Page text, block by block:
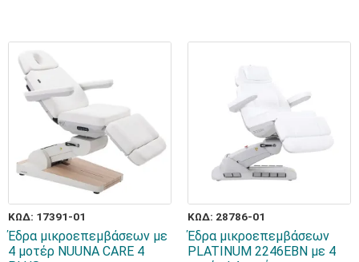
ΚΩΔ: 17391-01
Έδρα μικροεπεμβάσεων με
4 μοτέρ NUUNA CARE 4
ΚΩΔ: 28786-01
Έδρα μικροεπεμβάσεων
PLATINUM 2246EBN με 4